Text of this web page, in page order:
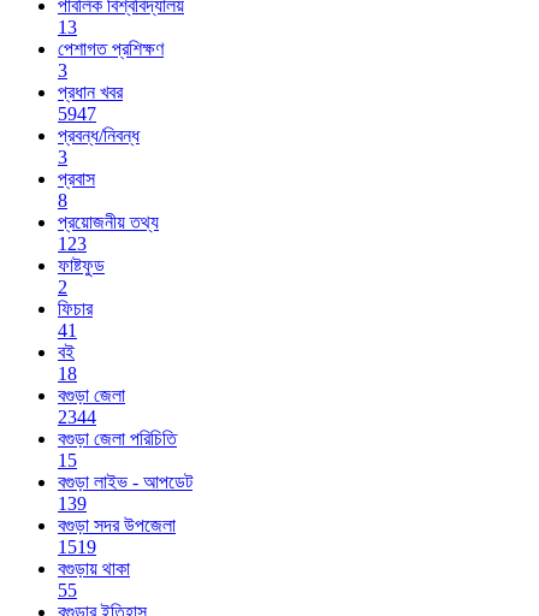
পাবলিক বিশ্ববিদ্যালয়
13
পেশাগত প্রশিক্ষণ
3
প্রধান খবর
5947
প্রবন্ধ/নিবন্ধ
3
প্রবাস
8
প্রয়োজনীয় তথ্য
123
ফাষ্টফুড
2
ফিচার
41
বই
18
বগুড়া জেলা
2344
বগুড়া জেলা পরিচিতি
15
বগুড়া লাইভ - আপডেট
139
বগুড়া সদর উপজেলা
1519
বগুড়ায় থাকা
55